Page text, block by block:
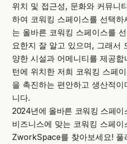
위치 및 접근성, 문화와 커뮤니
하여 코워킹 스페이스를 선택
는 올바른 코워킹 스페이스를
요한지 잘 알고 있으며, 그래서
양한 시설과 어메니티를 제공
턴에 위치한 저희 코워킹 스페
을 촉진하는 편안하고 생산적
니다.
2024년에 올바른 코워킹 스페이
비즈니스에 맞는 코워킹 스페
ZworkSpace를 찾아보세요! 풀